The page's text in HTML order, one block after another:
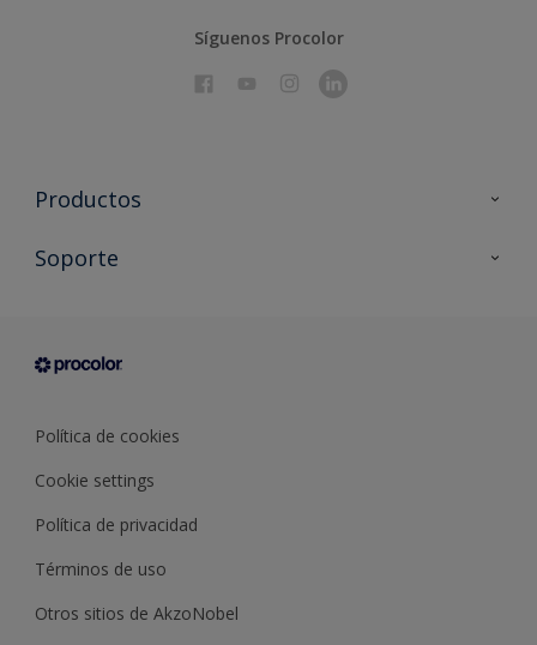
Síguenos Procolor
Productos
Todos los productos
Condiciones generales de venta
Soporte
Sobre Procolor
Política de cookies
Cookie settings
Política de privacidad
Términos de uso
Otros sitios de AkzoNobel